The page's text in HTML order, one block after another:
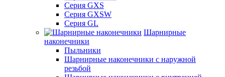
Серия GXS
Серия GXSW
Серия GL
Шарнирные
наконечники
Пыльники
Шарнирные наконечники с наружной
резьбой